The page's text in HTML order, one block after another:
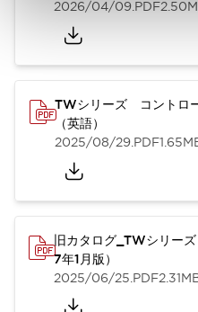
2026/04/09.PDF
TWシリーズ コントロ
（英語）
2025/08/29.PDF
旧カタログ_TWシリー
7年1月版）
2025/06/25.PDF